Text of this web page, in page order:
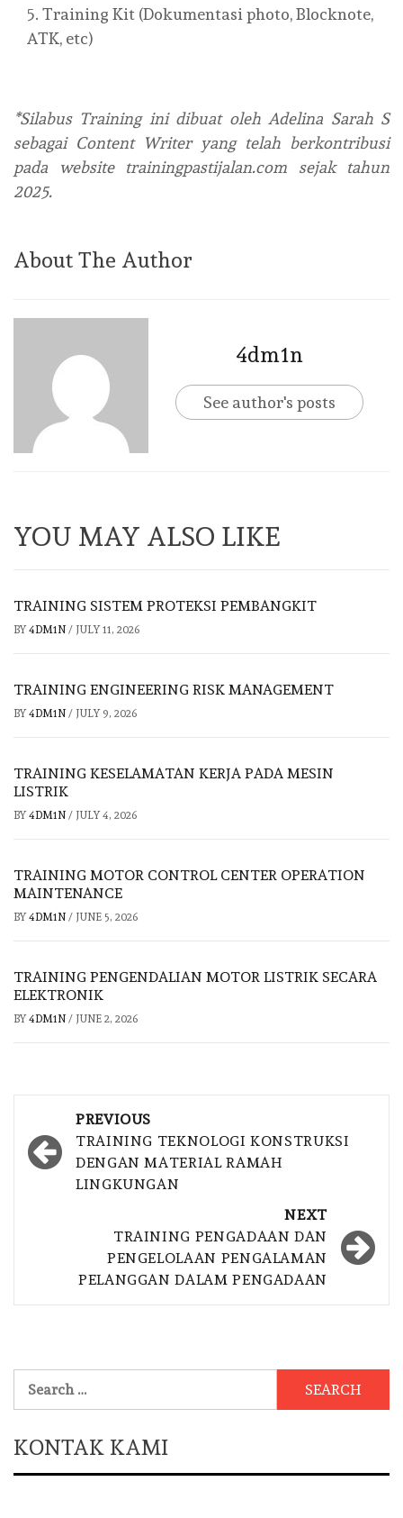
Training Kit (Dokumentasi photo, Blocknote,
ATK, etc)
*Silabus Training ini dibuat oleh Adelina Sarah S
sebagai Content Writer yang telah berkontribusi
pada website trainingpastijalan.com sejak tahun
2025.
About The Author
4dm1n
See author's posts
YOU MAY ALSO LIKE
TRAINING SISTEM PROTEKSI PEMBANGKIT
BY 4DM1N / JULY 11, 2026
TRAINING ENGINEERING RISK MANAGEMENT
BY 4DM1N / JULY 9, 2026
TRAINING KESELAMATAN KERJA PADA MESIN
LISTRIK
BY 4DM1N / JULY 4, 2026
TRAINING MOTOR CONTROL CENTER OPERATION
MAINTENANCE
BY 4DM1N / JUNE 5, 2026
TRAINING PENGENDALIAN MOTOR LISTRIK SECARA
ELEKTRONIK
BY 4DM1N / JUNE 2, 2026
navigation
PREVIOUS
TRAINING TEKNOLOGI KONSTRUKSI
DENGAN MATERIAL RAMAH
LINGKUNGAN
NEXT
TRAINING PENGADAAN DAN
PENGELOLAAN PENGALAMAN
PELANGGAN DALAM PENGADAAN
for:
KONTAK KAMI